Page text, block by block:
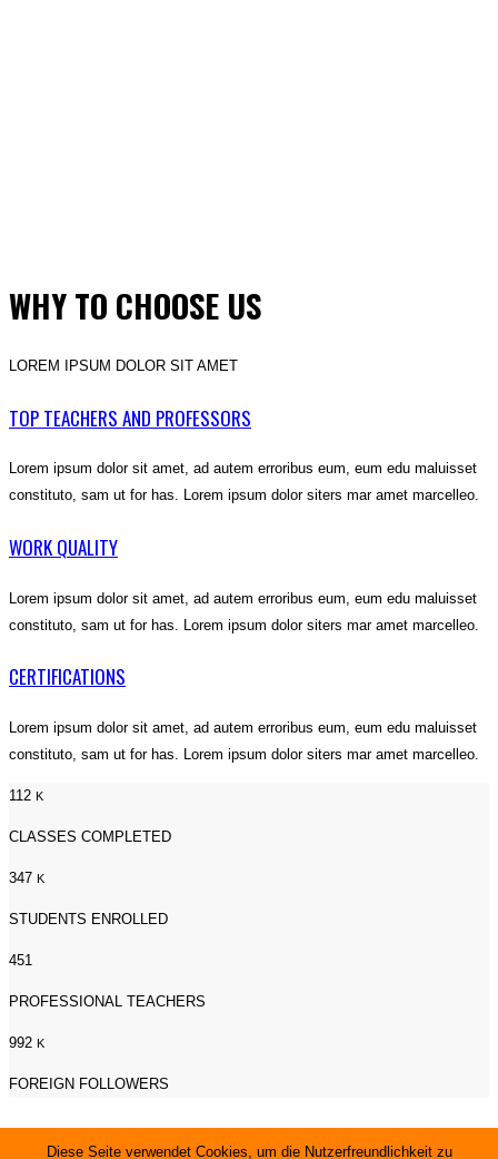
WHY TO CHOOSE US
LOREM IPSUM DOLOR SIT AMET
TOP TEACHERS AND PROFESSORS
Lorem ipsum dolor sit amet, ad autem erroribus eum, eum edu maluisset
constituto, sam ut for has. Lorem ipsum dolor siters mar amet marcelleo.
WORK QUALITY
Lorem ipsum dolor sit amet, ad autem erroribus eum, eum edu maluisset
constituto, sam ut for has. Lorem ipsum dolor siters mar amet marcelleo.
CERTIFICATIONS
Lorem ipsum dolor sit amet, ad autem erroribus eum, eum edu maluisset
constituto, sam ut for has. Lorem ipsum dolor siters mar amet marcelleo.
112 K
CLASSES COMPLETED
347 K
STUDENTS ENROLLED
451
PROFESSIONAL TEACHERS
992 K
FOREIGN FOLLOWERS
OUR PARTNERS
Diese Seite verwendet Cookies, um die Nutzerfreundlichkeit zu